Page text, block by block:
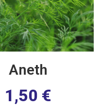
Aneth
1,50 €